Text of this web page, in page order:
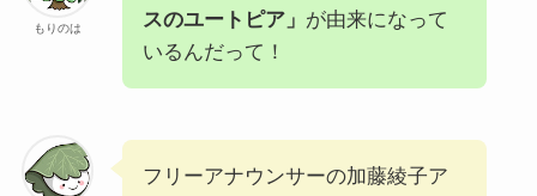
もりのは
スのユートピア」 が由来になって
いるんだって！
フリーアナウンサーの加藤綾子ア